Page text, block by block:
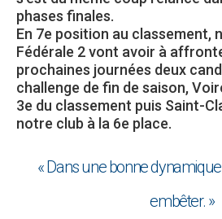
phases finales.
En 7e position au classement,
Fédérale 2 vont avoir à
prochaines journées deux
challenge de fin de saison,
3e du classement puis Saint-
notre club à la 6e place.
« Dans une bonne
embêter. »